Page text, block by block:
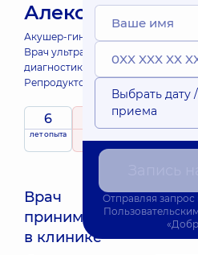
Александровна
Акушер-гинеколог;
Врач ультразвуковой
диагностики;
Репродуктолог;
6
лет опыта
5
839 отзывов
Врач
принимает
в клинике
Ближайшее время
Выбрать дату
приема
Отправляя запрос